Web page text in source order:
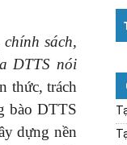
sách,
DTTS nói
thức, trách
bào DTTS
dựng nền